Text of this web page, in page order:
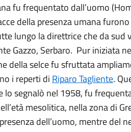
fu frequentato dall’uomo
della presenza umana
lungo la direttrice che da sud
Gazzo, Serbaro. Pur iniziata
della selce fu sfruttata
i reperti di Riparo Tagliente.
lo segnalò nel 1958, fu
mesolitica, nella zona di
dell’uomo, mentre del